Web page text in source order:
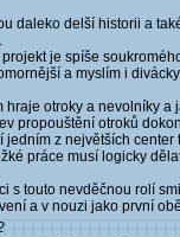
daleko delší historii a
je spíše
a myslím i
hraje otroky a nevolníky
propouštění otroků
z největších center
práce musí logicky
s touto nevděčnou rolí
a v nouzi jako první